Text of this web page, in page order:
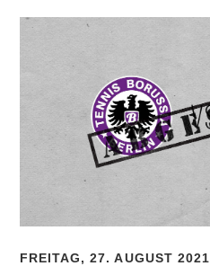
FREITAG, 27. AUGUST 2021